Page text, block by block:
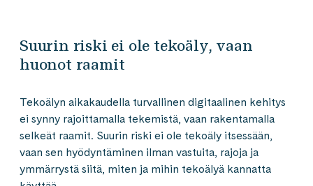
Suurin riski ei ole tekoäly, vaan
huonot raamit
Tekoälyn aikakaudella turvallinen digitaalinen kehitys
ei synny rajoittamalla tekemistä, vaan rakentamalla
selkeät raamit. Suurin riski ei ole tekoäly itsessään,
vaan sen hyödyntäminen ilman vastuita, rajoja ja
ymmärrystä siitä, miten ja mihin tekoälyä kannatta